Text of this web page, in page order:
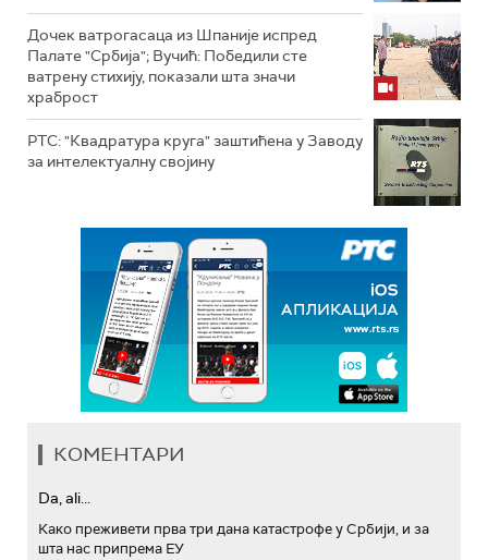
Дочек ватрогасаца из Шпаније испред
Палате "Србија"; Вучић: Победили сте
ватрену стихију, показали шта значи
храброст
РТС: "Квадратура круга" заштићена у Заводу
за интелектуалну својину
КОМЕНТАРИ
Da, ali...
Како преживети прва три дана катастрофе у Србији, и за
шта нас припрема ЕУ